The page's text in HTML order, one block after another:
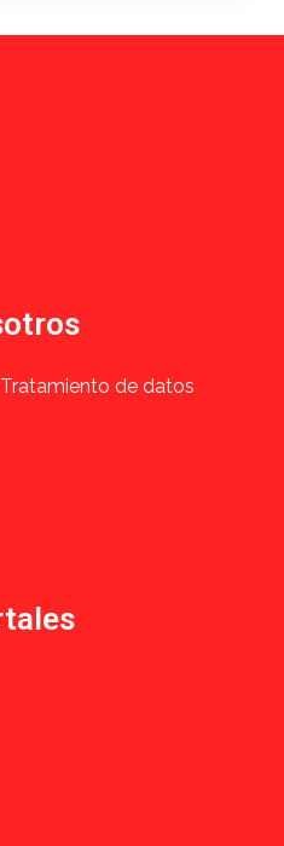
de datos